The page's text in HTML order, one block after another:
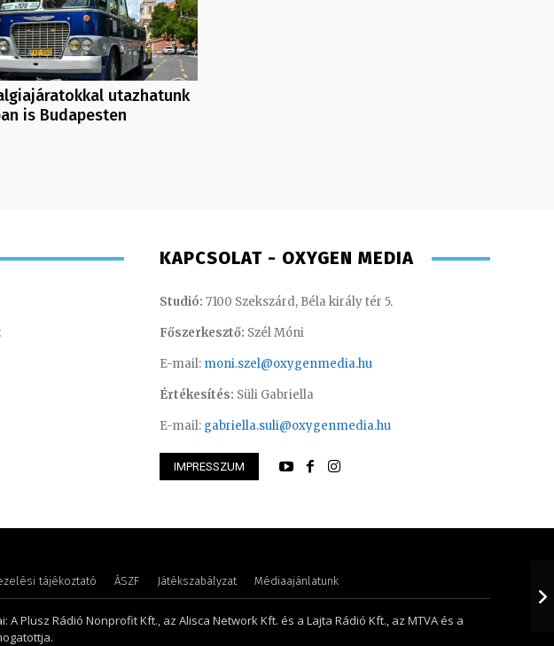
utazhatunk
is Budapesten
Süli Gabriella – sales manager – 2013
KAPCSOLAT - OXYGEN MEDIA
Studió: 7100 Szekszárd, Béla király tér 5.
Főszerkesztő: Szél Móni
E-mail: moni.szel@oxygenmedia.hu
Értékesítés: Süli Gabriella
E-mail: gabriella.suli@oxygenmedia.hu
IMPRESSZUM
tájékoztató ÁSZF Játékszabályzat Médiaajánlatunk
A Plusz Rádió Nonprofit Kft., az Alisca Network Kft. és a Lajta Rádió Kft., az MTVA és a